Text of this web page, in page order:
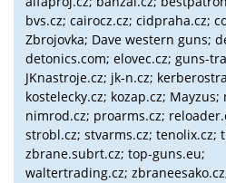
bvs.cz; cairocz.cz; cidpraha.cz;
Zbrojovka; Dave western guns;
detonics.com; elovec.cz; guns-
JKnastroje.cz; jk-n.cz;
kostelecky.cz; kozap.cz; Mayzus;
nimrod.cz; proarms.cz;
strobl.cz; stvarms.cz; tenolix.cz;
zbrane.subrt.cz; top-guns.eu;
waltertrading.cz;